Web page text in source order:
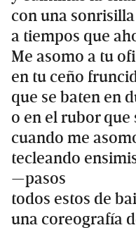
con una
a tiempos que
Me asomo a tu
en tu ceño
que se baten en
o en el rubor que
cuando me
tecleando
—pasos
todos estos de
una coreografía